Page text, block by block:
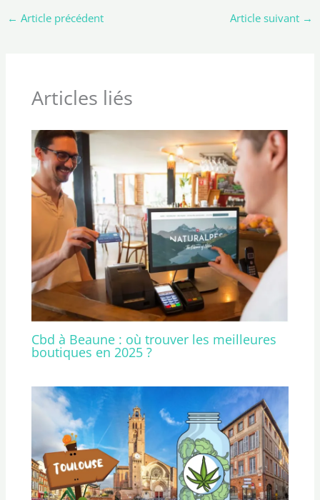
← Article précédent Article suivant →
Articles liés
Cbd à Beaune : où trouver les meilleures
boutiques en 2025 ?